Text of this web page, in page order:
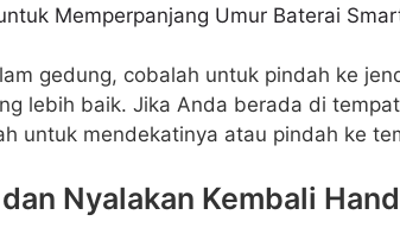
Memperpanjang Umur Baterai
gedung, cobalah untuk pindah ke
lebih baik. Jika Anda berada di
untuk mendekatinya atau pindah ke
Nyalakan Kembali